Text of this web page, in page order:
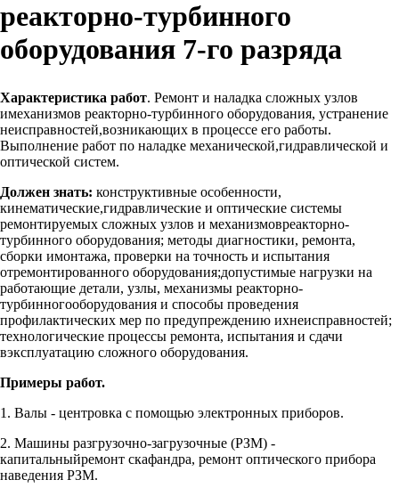
реакторно-турбинного
оборудования 7-го разряда
Характеристика работ. Ремонт и наладка сложных узлов
имеханизмов реакторно-турбинного оборудования, устранение
неисправностей,возникающих в процессе его работы.
Выполнение работ по наладке механической,гидравлической и
оптической систем.
Должен знать: конструктивные особенности,
кинематические,гидравлические и оптические системы
ремонтируемых сложных узлов и механизмовреакторно-
турбинного оборудования; методы диагностики, ремонта,
сборки имонтажа, проверки на точность и испытания
отремонтированного оборудования;допустимые нагрузки на
работающие детали, узлы, механизмы реакторно-
турбинногооборудования и способы проведения
профилактических мер по предупреждению ихнеисправностей;
технологические процессы ремонта, испытания и сдачи
вэксплуатацию сложного оборудования.
Примеры работ.
1. Валы - центровка с помощью электронных приборов.
2. Машины разгрузочно-загрузочные (РЗМ) -
капитальныйремонт скафандра, ремонт оптического прибора
наведения РЗМ.